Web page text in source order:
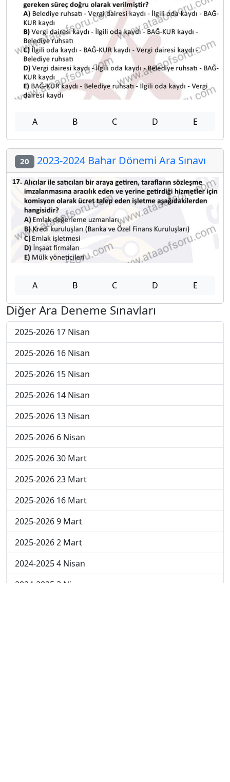
A B C D E
20 2023-2024 Bahar Dönemi Ara Sınavı
A B C D E
Diğer Ara Deneme Sınavları
2025-2026 17 Nisan
2025-2026 16 Nisan
2025-2026 15 Nisan
2025-2026 14 Nisan
2025-2026 13 Nisan
2025-2026 6 Nisan
2025-2026 30 Mart
2025-2026 23 Mart
2025-2026 16 Mart
2025-2026 9 Mart
2025-2026 2 Mart
2024-2025 4 Nisan
2024-2025 3 Nisan